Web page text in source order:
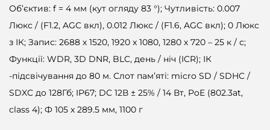
Об’єктив: f = 4 мм (кут огляду 83 °); Чутливість: 0.007
Люкс / (F1.2, AGC вкл), 0.012 Люкс / (F1.6, AGC вкл); 0 Люкс
з ІК; Запис: 2688 х 1520, 1920 x 1080, 1280 х 720 – 25 к / с;
Функції: WDR, 3D DNR, BLC, день / ніч (ICR); ІК
-підсвічування до 80 м. Слот пам’яті: micro SD / SDHC /
SDXC до 128Гб; IP67; DC 12В ± 25% / 14 Вт, PoE (802.3at,
class 4); Ф 105 х 289.5 мм, 1100 г